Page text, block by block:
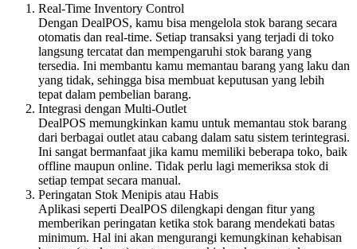
Real-Time Inventory Control
Dengan DealPOS, kamu bisa mengelola stok barang secara
otomatis dan real-time. Setiap transaksi yang terjadi di toko
langsung tercatat dan mempengaruhi stok barang yang
tersedia. Ini membantu kamu memantau barang yang laku dan
yang tidak, sehingga bisa membuat keputusan yang lebih
tepat dalam pembelian barang.
Integrasi dengan Multi-Outlet
DealPOS memungkinkan kamu untuk memantau stok barang
dari berbagai outlet atau cabang dalam satu sistem terintegrasi.
Ini sangat bermanfaat jika kamu memiliki beberapa toko, baik
offline maupun online. Tidak perlu lagi memeriksa stok di
setiap tempat secara manual.
Peringatan Stok Menipis atau Habis
Aplikasi seperti DealPOS dilengkapi dengan fitur yang
memberikan peringatan ketika stok barang mendekati batas
minimum. Hal ini akan mengurangi kemungkinan kehabisan